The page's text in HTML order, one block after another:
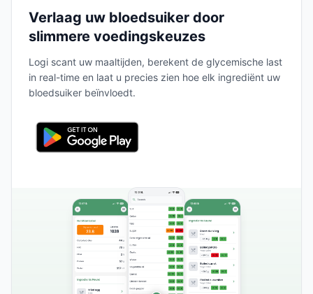
Verlaag uw bloedsuiker door
slimmere voedingskeuzes
Logi scant uw maaltijden, berekent de glycemische last
in real-time en laat u precies zien hoe elk ingrediënt uw
bloedsuiker beïnvloedt.